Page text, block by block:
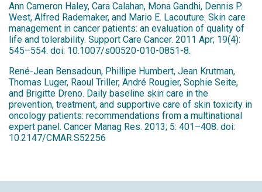
Ann Cameron Haley, Cara Calahan, Mona Gandhi, Dennis P.
West, Alfred Rademaker, and Mario E. Lacouture. Skin care
management in cancer patients: an evaluation of quality of
life and tolerability. Support Care Cancer. 2011 Apr; 19(4):
545–554. doi: 10.1007/s00520-010-0851-8.
René-Jean Bensadoun, Phillipe Humbert, Jean Krutman,
Thomas Luger, Raoul Triller, André Rougier, Sophie Seite,
and Brigitte Dreno. Daily baseline skin care in the
prevention, treatment, and supportive care of skin toxicity in
oncology patients: recommendations from a multinational
expert panel. Cancer Manag Res. 2013; 5: 401–408. doi:
10.2147/CMAR.S52256